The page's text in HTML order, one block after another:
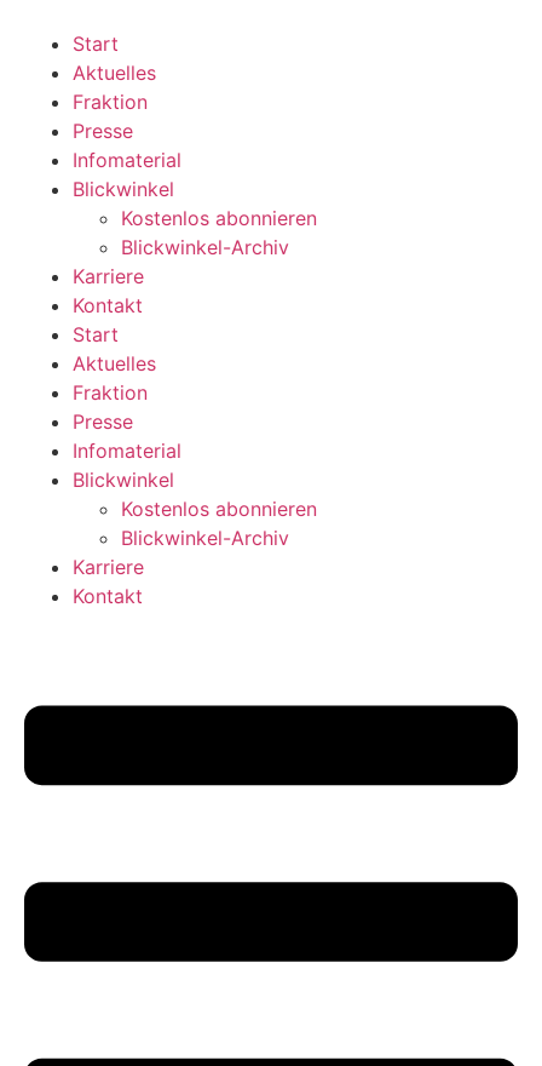
wechseln
Start
Aktuelles
Fraktion
Presse
Infomaterial
Blickwinkel
Kostenlos abonnieren
Blickwinkel-Archiv
Karriere
Kontakt
Start
Aktuelles
Fraktion
Presse
Infomaterial
Blickwinkel
Kostenlos abonnieren
Blickwinkel-Archiv
Karriere
Kontakt